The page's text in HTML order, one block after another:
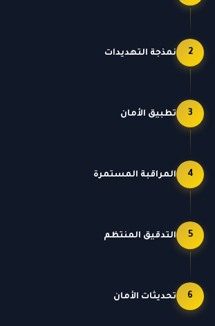
2 نمذجة التهديدات
3 تطبيق الأمان
4 المراقبة المستمرة
5 التدقيق المنتظم
6 تحديثات الأمان